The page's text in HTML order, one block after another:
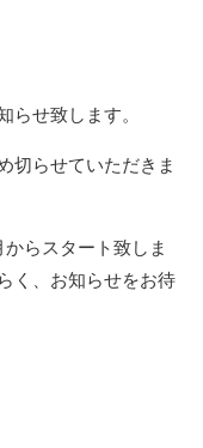
せ致します。
らせていただきま
らスタート致しま
く、お知らせをお待